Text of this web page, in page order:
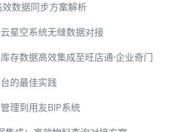
数据同步方案解析
星空系统无缝数据对接
存数据高效集成至旺店通·企业奇门
的最佳实践
理到用友BIP系统